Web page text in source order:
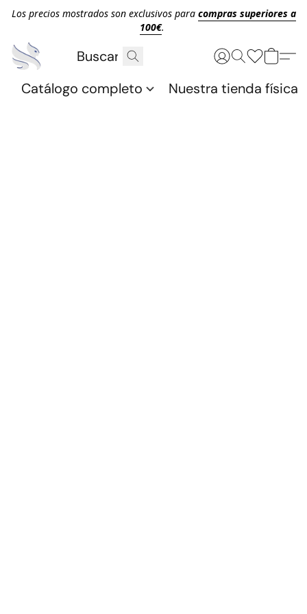
Los precios mostrados son exclusivos para compras superiores a
100€.
Catálogo completo Nuestra tienda física